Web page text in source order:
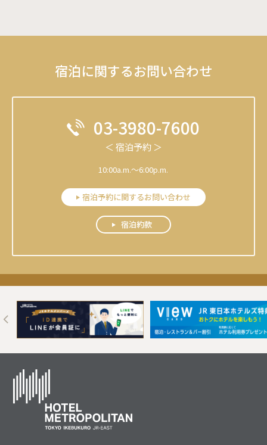
宿泊に関するお問い合わせ
03-3980-7600
＜ 宿泊予約 ＞
10:00a.m.～6:00p.m.
宿泊予約に関するお問い合わせ
宿泊約款
Next